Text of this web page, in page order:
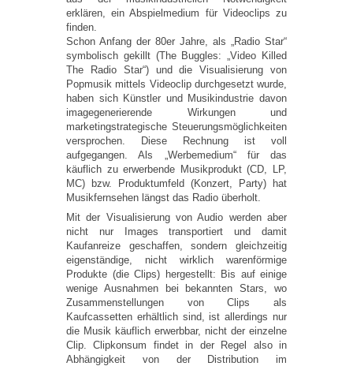
erklären, ein Abspielmedium für Videoclips zu
finden.
Schon Anfang der 80er Jahre, als „Radio Star“
symbolisch gekillt (The Buggles: „Video Killed
The Radio Star“) und die Visualisierung von
Popmusik mittels Videoclip durchgesetzt wurde,
haben sich Künstler und Musikindustrie davon
imagegenerierende Wirkungen und
marketingstrategische Steuerungsmöglichkeiten
versprochen. Diese Rechnung ist voll
aufgegangen. Als „Werbemedium“ für das
käuflich zu erwerbende Musikprodukt (CD, LP,
MC) bzw. Produktumfeld (Konzert, Party) hat
Musikfernsehen längst das Radio überholt.
Mit der Visualisierung von Audio werden aber
nicht nur Images transportiert und damit
Kaufanreize geschaffen, sondern gleichzeitig
eigenständige, nicht wirklich warenförmige
Produkte (die Clips) hergestellt: Bis auf einige
wenige Ausnahmen bei bekannten Stars, wo
Zusammenstellungen von Clips als
Kaufcassetten erhältlich sind, ist allerdings nur
die Musik käuflich erwerbbar, nicht der einzelne
Clip. Clipkonsum findet in der Regel also in
Abhängigkeit von der Distribution im